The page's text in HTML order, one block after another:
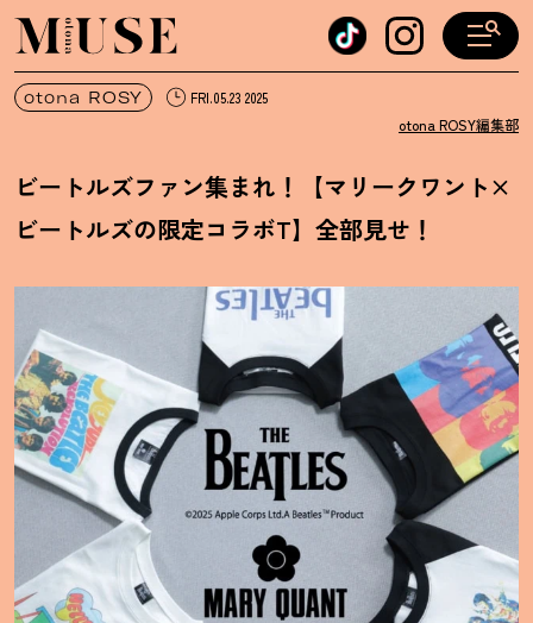
オトナミューズ ウェブ
otona ROSY FRI.05.23 2025
otona ROSY編集部
ビートルズファン集まれ ！
【マリークワント×
ビートルズの限定コラボT】全部見せ ！